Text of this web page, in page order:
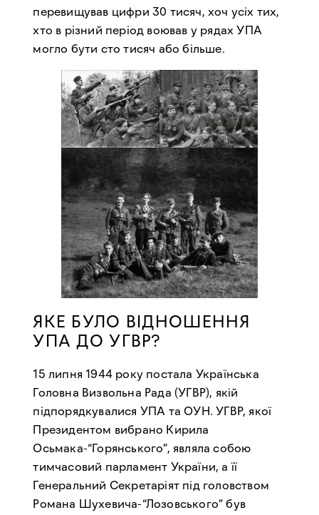
перевищував цифри 30 тисяч, хоч усіх тих,
хто в різний період воював у рядах УПА
могло бути сто тисяч або більше.
ЯКЕ БУЛО ВІДНОШЕННЯ
УПА ДО УГВР?
15 липня 1944 року постала Українська
Головна Визвольна Рада (УГВР), якій
підпорядкувалися УПА та ОУН. УГВР, якої
Президентом вибрано Кирила
Осьмака-“Горянського”, являла собою
тимчасовий парламент України, а її
Генеральний Секретаріят під головством
Романа Шухевича-“Лозовського” був